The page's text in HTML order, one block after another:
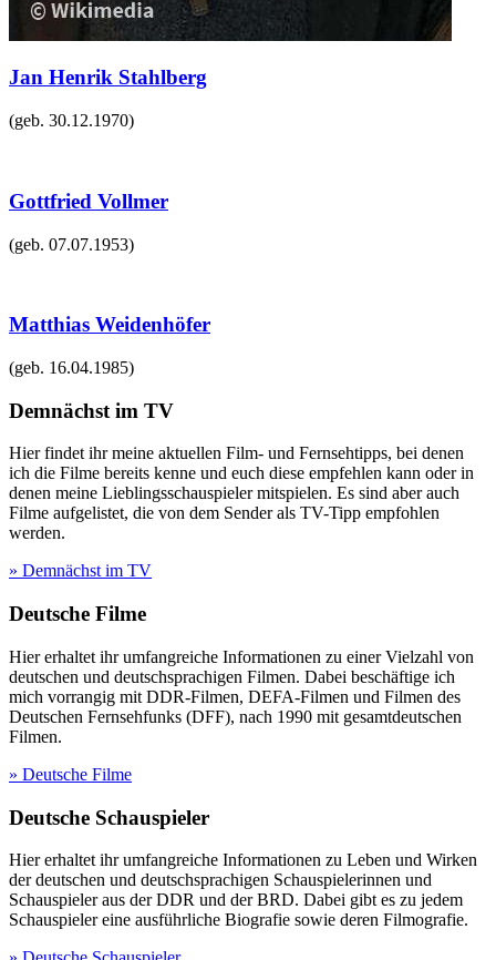
Jan Henrik Stahlberg
(geb. 30.12.1970)
Gottfried Vollmer
(geb. 07.07.1953)
Matthias Weidenhöfer
(geb. 16.04.1985)
Demnächst im TV
Hier findet ihr meine aktuellen Film- und Fernsehtipps, bei denen
ich die Filme bereits kenne und euch diese empfehlen kann oder in
denen meine Lieblingsschauspieler mitspielen. Es sind aber auch
Filme aufgelistet, die von dem Sender als TV-Tipp empfohlen
werden.
» Demnächst im TV
Deutsche Filme
Hier erhaltet ihr umfangreiche Informationen zu einer Vielzahl von
deutschen und deutschsprachigen Filmen. Dabei beschäftige ich
mich vorrangig mit DDR-Filmen, DEFA-Filmen und Filmen des
Deutschen Fernsehfunks (DFF), nach 1990 mit gesamtdeutschen
Filmen.
» Deutsche Filme
Deutsche Schauspieler
Hier erhaltet ihr umfangreiche Informationen zu Leben und Wirken
der deutschen und deutschsprachigen Schauspielerinnen und
Schauspieler aus der DDR und der BRD. Dabei gibt es zu jedem
Schauspieler eine ausführliche Biografie sowie deren Filmografie.